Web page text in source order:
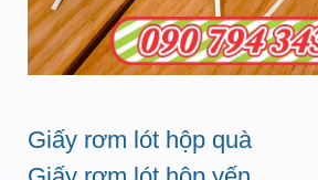
Giấy rơm lót hộp quà